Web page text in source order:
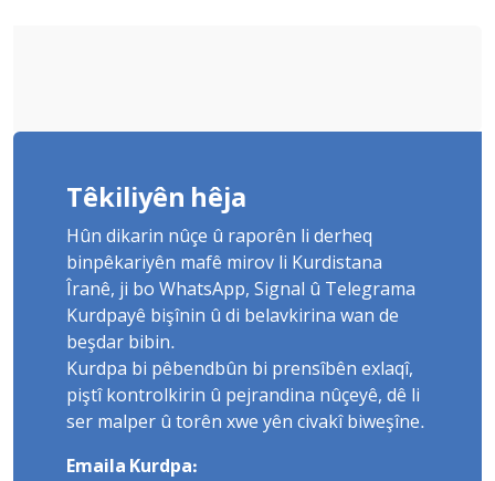
Têkiliyên hêja
Hûn dikarin nûçe û raporên li derheq
binpêkariyên mafê mirov li Kurdistana
Îranê, ji bo WhatsApp, Signal û Telegrama
Kurdpayê bişînin û di belavkirina wan de
beşdar bibin.
Kurdpa bi pêbendbûn bi prensîbên exlaqî,
piştî kontrolkirin û pejrandina nûçeyê, dê li
ser malper û torên xwe yên civakî biweşîne.
Emaila Kurdpa: